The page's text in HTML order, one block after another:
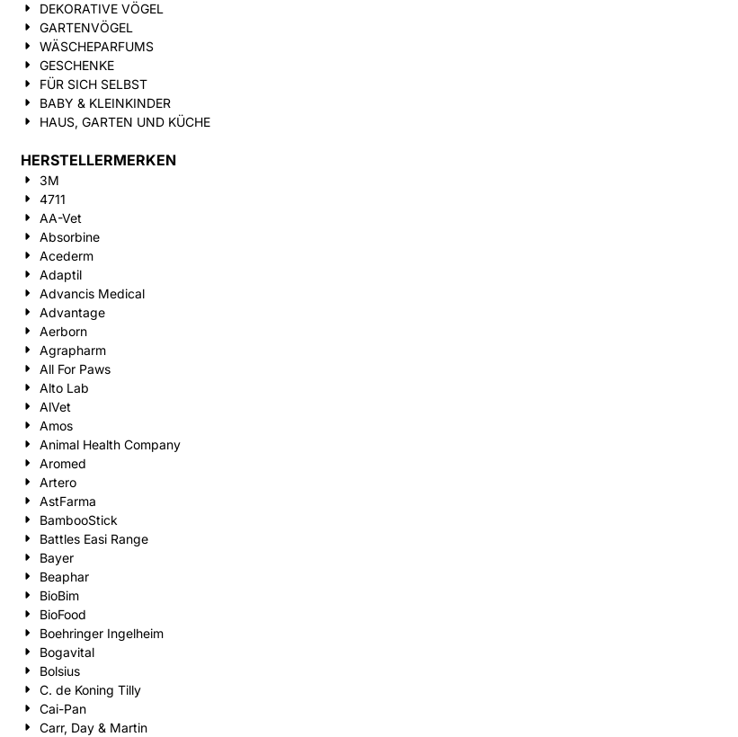
DEKORATIVE VÖGEL
GARTENVÖGEL
WÄSCHEPARFUMS
GESCHENKE
FÜR SICH SELBST
BABY & KLEINKINDER
HAUS, GARTEN UND KÜCHE
HERSTELLERMERKEN
3M
4711
AA-Vet
Absorbine
Acederm
Adaptil
Advancis Medical
Advantage
Aerborn
Agrapharm
All For Paws
Alto Lab
AlVet
Amos
Animal Health Company
Aromed
Artero
AstFarma
BambooStick
Battles Easi Range
Bayer
Beaphar
BioBim
BioFood
Boehringer Ingelheim
Bogavital
Bolsius
C. de Koning Tilly
Cai-Pan
Carr, Day & Martin